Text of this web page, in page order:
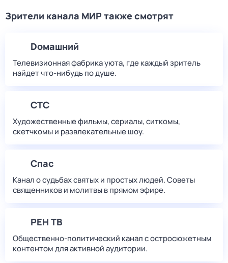
Зрители канала МИР также смотрят
Dомашний
Телевизионная фабрика уюта, где каждый зритель
найдет что‑нибудь по душе.
СТС
Художественные фильмы, сериалы, ситкомы,
скетчкомы и развлекательные шоу.
Спас
Канал о судьбах святых и простых людей. Советы
священников и молитвы в прямом эфире.
РЕН ТВ
Общественно-политический канал с остросюжетным
контентом для активной аудитории.